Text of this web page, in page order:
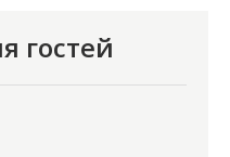
гостей